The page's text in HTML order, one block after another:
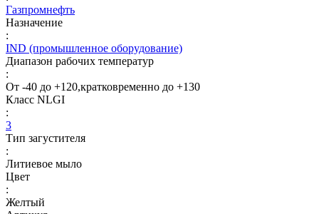
Газпромнефть
Назначение
:
IND (промышленное оборудование)
Диапазон рабочих температур
:
От -40 до +120,кратковременно до +130
Класс NLGI
:
3
Тип загустителя
:
Литиевое мыло
Цвет
:
Желтый